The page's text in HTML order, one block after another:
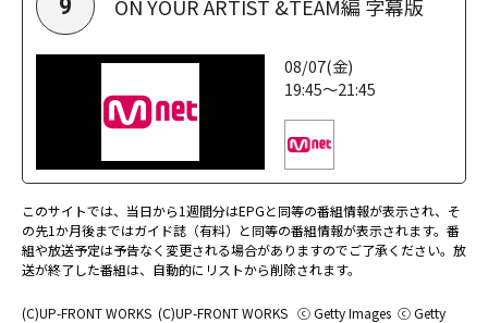
9 ON YOUR ARTIST &TEAM編 字幕版
08/07(金)
19:45～21:45
このサイトでは、当日から1週間分はEPGと同等の番組情報が表示され、そ
の先1か月後まではガイド誌（有料）と同等の番組情報が表示されます。番
組や放送予定は予告なく変更される場合がありますのでご了承ください。放
送が終了した番組は、自動的にリストから削除されます。
(C)UP-FRONT WORKS (C)UP-FRONT WORKS ⓒ Getty Images ⓒ Getty